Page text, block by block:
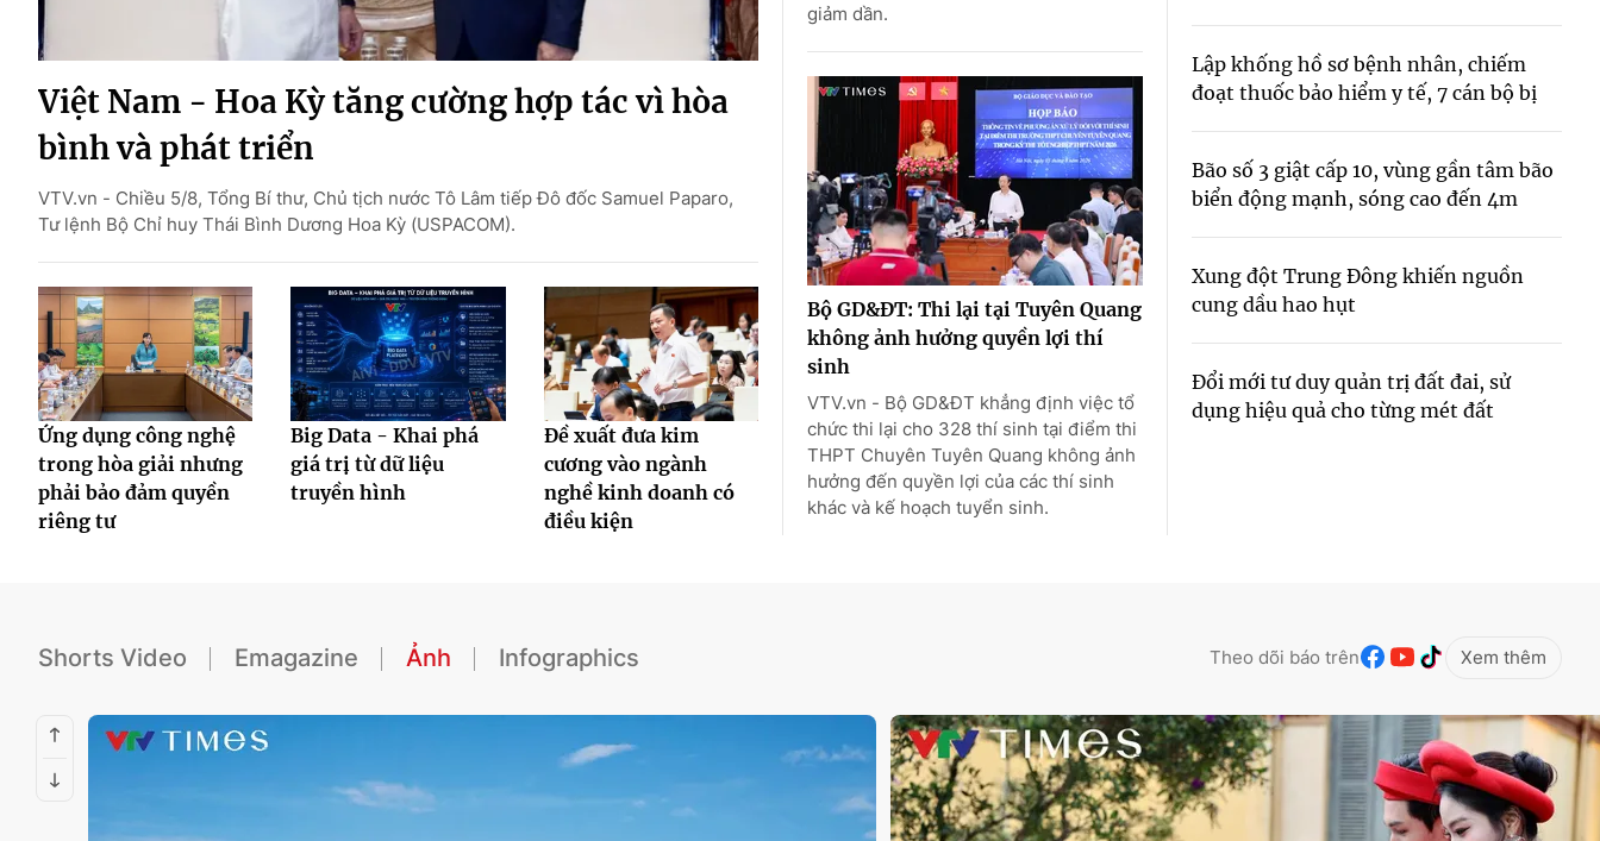
Sao
Chất lượng cuộc sống
Tư vấn
Việt Nam - Hoa Kỳ tăng cường hợp tác vì hòa
bình và phát triển
VTV.vn - Chiều 5/8, Tổng Bí thư, Chủ tịch nước Tô Lâm tiếp Đô đốc Samuel Paparo,
Tư lệnh Bộ Chỉ huy Thái Bình Dương Hoa Kỳ (USPACOM).
Ứng dụng công nghệ
trong hòa giải nhưng
phải bảo đảm quyền
riêng tư
Big Data - Khai phá
giá trị từ dữ liệu
truyền hình
Đề xuất đưa kim
cương vào ngành
nghề kinh doanh có
điều kiện
giảm dần.
Bộ GD&ĐT: Thi lại tại Tuyên Quang
không ảnh hưởng quyền lợi thí
sinh
VTV.vn - Bộ GD&ĐT khẳng định việc tổ
chức thi lại cho 328 thí sinh tại điểm thi
THPT Chuyên Tuyên Quang không ảnh
hưởng đến quyền lợi của các thí sinh
khác và kế hoạch tuyển sinh.
Lập khống hồ sơ bệnh nhân, chiếm
đoạt thuốc bảo hiểm y tế, 7 cán bộ bị
Bão số 3 giật cấp 10, vùng gần tâm bão
biển động mạnh, sóng cao đến 4m
Xung đột Trung Đông khiến nguồn
cung dầu hao hụt
Đổi mới tư duy quản trị đất đai, sử
dụng hiệu quả cho từng mét đất
Shorts Video Emagazine Ảnh Infographics Theo dõi báo trên Xem thêm